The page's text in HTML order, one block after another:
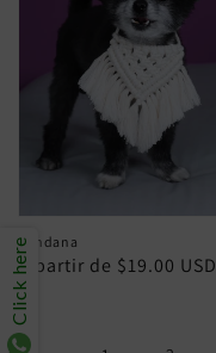
Bandana
Preço
normal
A partir de $19.00 USD
Click here